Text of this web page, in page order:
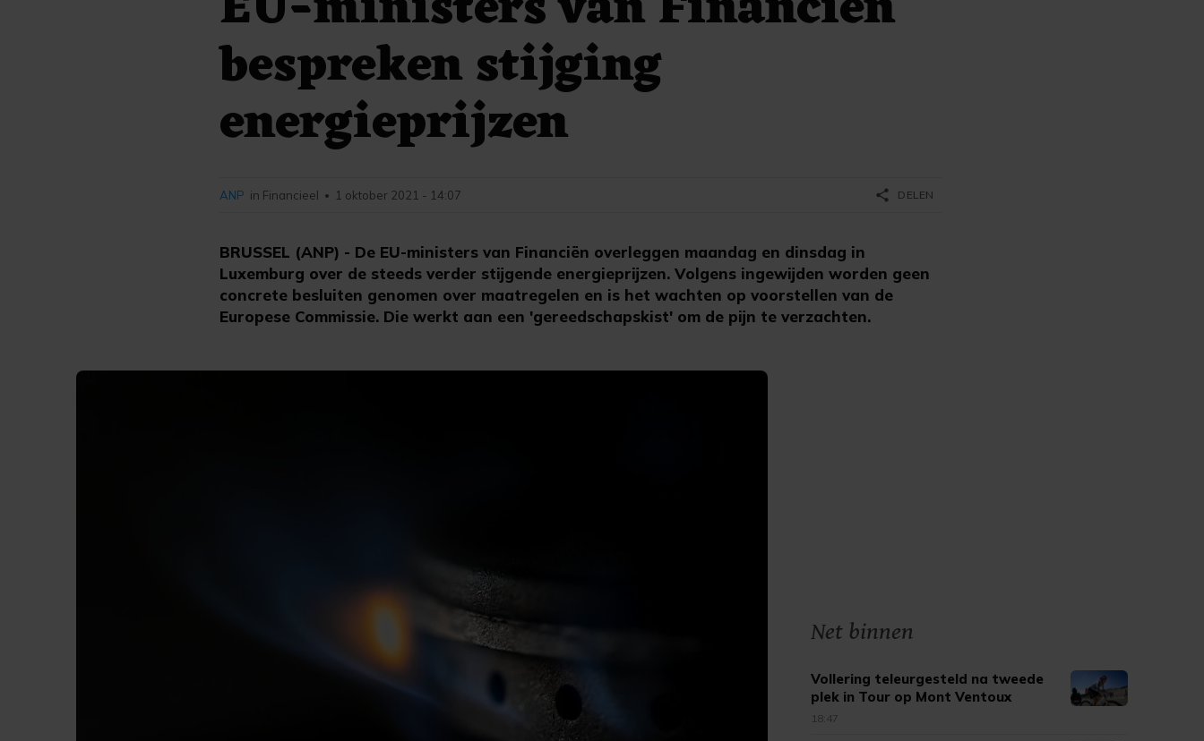
bespreken stijging
energieprijzen
BRUSSEL (ANP) - De EU-ministers van Financiën overleggen maandag en dinsdag in
Luxemburg over de steeds verder stijgende energieprijzen. Volgens ingewijden worden geen
concrete besluiten genomen over maatregelen en is het wachten op voorstellen van de
Europese Commissie. Die werkt aan een 'gereedschapskist' om de pijn te verzachten.
ANP in Financieel • 1 oktober 2021 - 14:07 share DELEN
Net binnen
Vollering teleurgesteld na tweede
plek in Tour op Mont Ventoux
18:47